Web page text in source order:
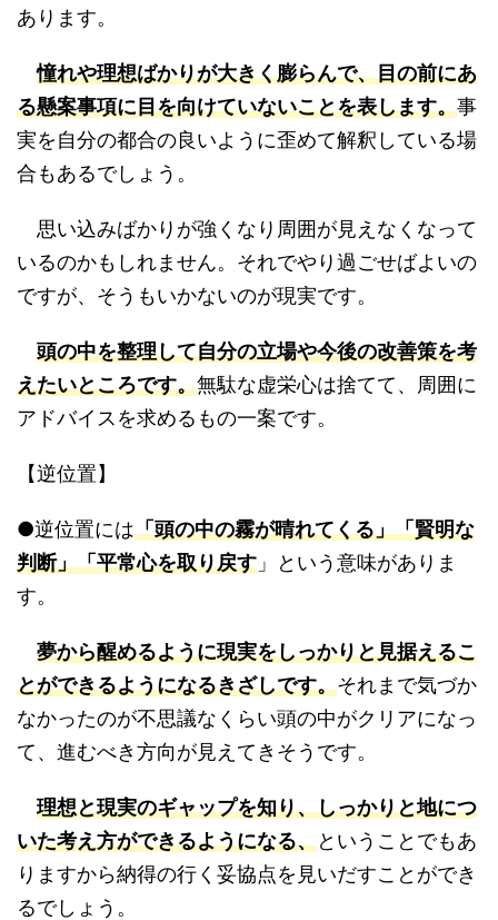
あります。
憧れや理想ばかりが大きく膨らんで、目の前にあ
る懸案事項に目を向けていないことを表します。事
実を自分の都合の良いように歪めて解釈している場
合もあるでしょう。
思い込みばかりが強くなり周囲が見えなくなって
いるのかもしれません。それでやり過ごせばよいの
ですが、そうもいかないのが現実です。
頭の中を整理して自分の立場や今後の改善策を考
えたいところです。無駄な虚栄心は捨てて、周囲に
アドバイスを求めるもの一案です。
【逆位置】
●逆位置には「頭の中の霧が晴れてくる」「賢明な
判断」「平常心を取り戻す 」という意味がありま
す。
夢から醒めるように現実をしっかりと見据えるこ
とができるようになるきざしです。それまで気づか
なかったのが不思議なくらい頭の中がクリアになっ
て、進むべき方向が見えてきそうです。
理想と現実のギャップを知り、しっかりと地につ
いた考え方ができるようになる、ということでもあ
りますから納得の行く妥協点を見いだすことができ
るでしょう。